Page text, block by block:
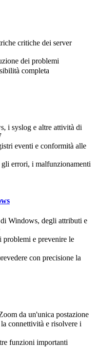
critiche dei server
dei problemi
completa
i syslog e altre attività di
eventi e conformità alle
errori, i malfunzionamenti
Windows, degli attributi e
e prevenire le
con precisione la
da un'unica postazione
connettività e risolvere i
funzioni importanti